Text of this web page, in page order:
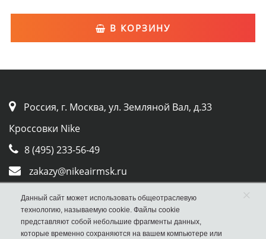
В КОРЗИНУ
Россия, г. Москва, ул. Земляной Вал, д.33
Кроссовки Nike
8 (495) 233-56-49
zakazy@nikeairmsk.ru
Whatsapp
Viber
Данный сайт может использовать общеотраслевую
технологию, называемую cookie. Файлы cookie
представляют собой небольшие фрагменты данных,
которые временно сохраняются на вашем компьютере или
×